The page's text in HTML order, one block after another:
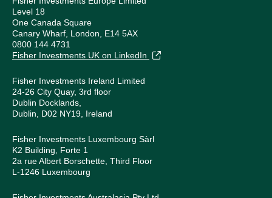
Level 18
One Canada Square
Canary Wharf, London, E14 5AX
0800 144 4731
Fisher Investments UK on LinkedIn
Fisher Investments Ireland Limited
24-26 City Quay, 3rd floor
Dublin Docklands,
Dublin, D02 NY19, Ireland
Fisher Investments Luxembourg Sàrl
K2 Building, Forte 1
2a rue Albert Borschette, Third Floor
L-1246 Luxembourg